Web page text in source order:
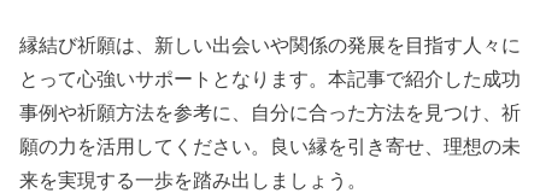
縁結び祈願は、新しい出会いや関係の発展を目指す人々に
とって心強いサポートとなります。本記事で紹介した成功
事例や祈願方法を参考に、自分に合った方法を見つけ、祈
願の力を活用してください。良い縁を引き寄せ、理想の未
来を実現する一歩を踏み出しましょう。